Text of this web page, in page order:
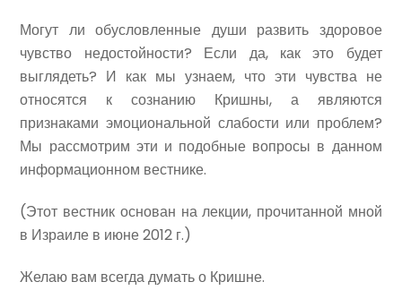
Могут ли обусловленные души развить здоровое
чувство недостойности? Если да, как это будет
выглядеть? И как мы узнаем, что эти чувства не
относятся к сознанию Кришны, а являются
признаками эмоциональной слабости или проблем?
Мы рассмотрим эти и подобные вопросы в данном
информационном вестнике.
(Этот вестник основан на лекции, прочитанной мной
в Израиле в июне 2012 г.)
Желаю вам всегда думать о Кришне.